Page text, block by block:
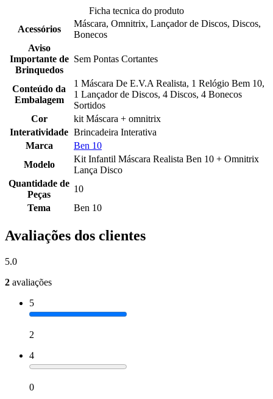
Ficha tecnica do produto
Acessórios
Máscara, Omnitrix, Lançador de Discos, Discos,
Bonecos
Aviso
Importante de
Brinquedos
Sem Pontas Cortantes
Conteúdo da
Embalagem
1 Máscara De E.V.A Realista, 1 Relógio Bem 10,
1 Lançador de Discos, 4 Discos, 4 Bonecos
Sortidos
Cor
kit Máscara + omnitrix
Interatividade Brincadeira Interativa
Marca
Ben 10
Modelo
Kit Infantil Máscara Realista Ben 10 + Omnitrix
Lança Disco
Quantidade de
Peças
10
Tema
Ben 10
Avaliações dos clientes
5.0
2 avaliações
5
2
4
0